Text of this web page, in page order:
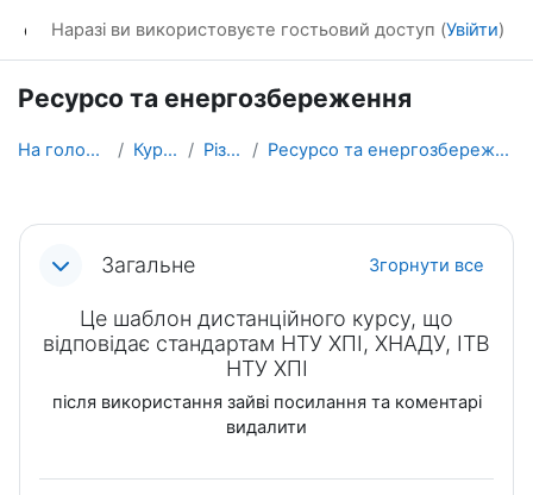
Наразі ви використовуєте гостьовий доступ (Увійти)
Ресурсо та енергозбереження
На головну Курси Різне Ресурсо та енергозбереження
Схема розділу
Загальне Згорнути все
Це шаблон дистанційного курсу, що
відповідає стандартам НТУ ХПІ, ХНАДУ, ІТВ
НТУ ХПІ
після використання зайві посилання та коментарі
видалити